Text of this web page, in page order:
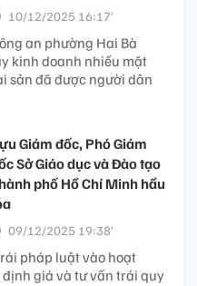
10/12/2025 16:17’
an phường Hai Bà
kinh doanh nhiều mặt
sản đã được người dân
Giám đốc, Phó Giám
Sở Giáo dục và Đào tạo
phố Hồ Chí Minh hầu
09/12/2025 19:38’
pháp luật vào hoạt
giá và tư vấn trái quy